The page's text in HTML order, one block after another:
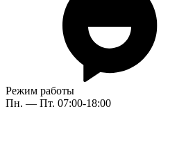
Режим работы
Пн. — Пт. 07:00-18:00